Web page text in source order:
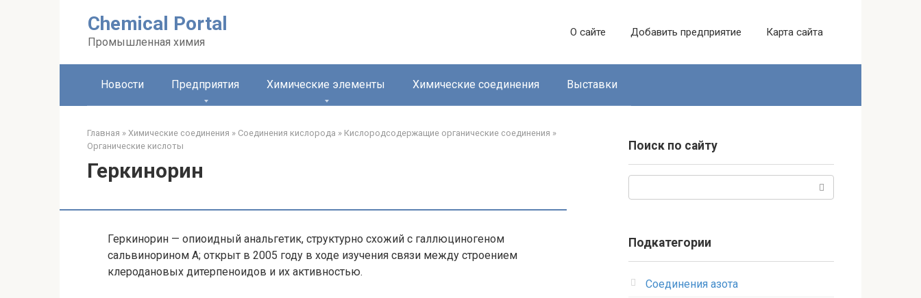
Chemical Portal
Промышленная химия
О сайте Добавить предприятие Карта сайта
Новости Предприятия Химические элементы Химические соединения Выставки
Главная » Химические соединения » Соединения кислорода‎ » Кислородсодержащие органические соединения‎ »
Органические кислоты‎
Геркинорин
Геркинорин — опиоидный анальгетик, структурно схожий с галлюциногеном
сальвинорином А; открыт в 2005 году в ходе изучения связи между строением
клеродановых дитерпеноидов и их активностью.
Поиск по сайту
Подкатегории
Соединения азота